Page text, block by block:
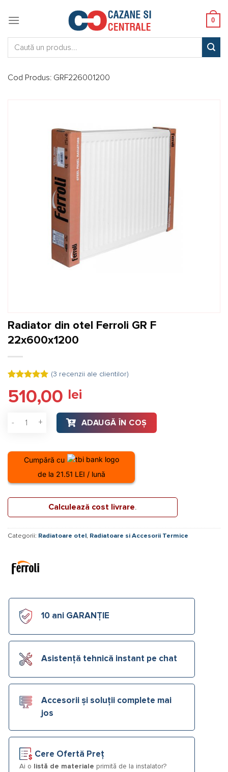
0
Cod Produs: GRF226001200
Radiator din otel Ferroli GR F
22x600x1200
5.00din 5
pe baza a
la clienți
(3 recenzii ale clientilor)
510,00 lei
Cantitate Radiator din otel Ferroli GR F 22x600x1200
ADAUGĂ ÎN COȘ
Cumpără cu
de la 21.51 LEI / lună
Calculează cost livrare
Categorii: Radiatoare otel, Radiatoare si Accesorii Termice
10 ani GARANȚIE
Asistență tehnică instant pe chat
Accesorii și soluții complete mai
jos
Cere Ofertă Preț
Ai o listă de materiale primită de la instalator?